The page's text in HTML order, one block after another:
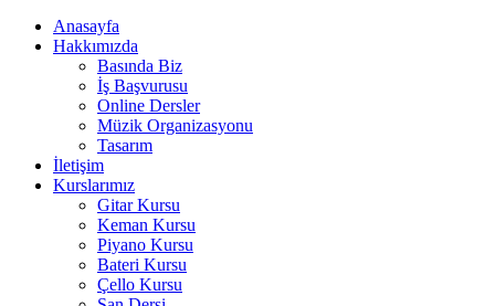
Anasayfa
Hakkımızda
Basında Biz
İş Başvurusu
Online Dersler
Müzik Organizasyonu
Tasarım
İletişim
Kurslarımız
Gitar Kursu
Keman Kursu
Piyano Kursu
Bateri Kursu
Çello Kursu